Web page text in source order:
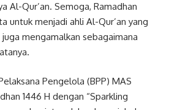
Al-Qur’an. Semoga, Ramadhan
untuk menjadi ahli Al-Qur’an yang
mengamalkan sebagaimana
Pengelola (BPP) MAS
1446 H dengan “Sparkling